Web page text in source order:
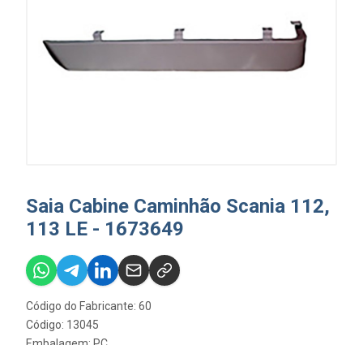
Saia Cabine Caminhão Scania 112,
113 LE - 1673649
Código do Fabricante: 60
Código: 13045